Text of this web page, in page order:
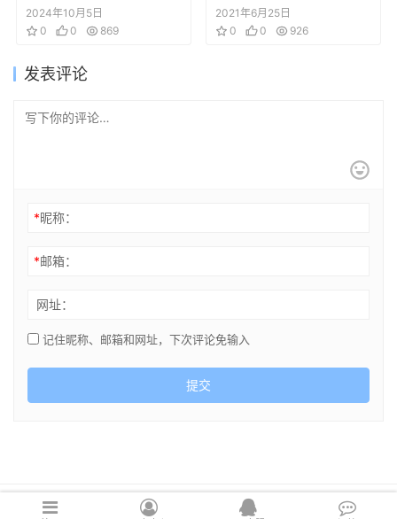
2024年10月5日
0
0 869
白皇 公式设定集
2021年6月25日
0
0 926
发表评论
*昵称：
*邮箱：
网址：
记住昵称、邮箱和网址，下次评论免输入
提交
Copyright © 2021 cghsj.com 版权所有 Powered by 绘世界